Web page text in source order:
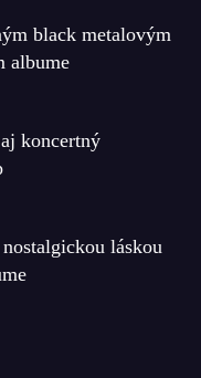
black metalovým
albume
koncertný
láskou